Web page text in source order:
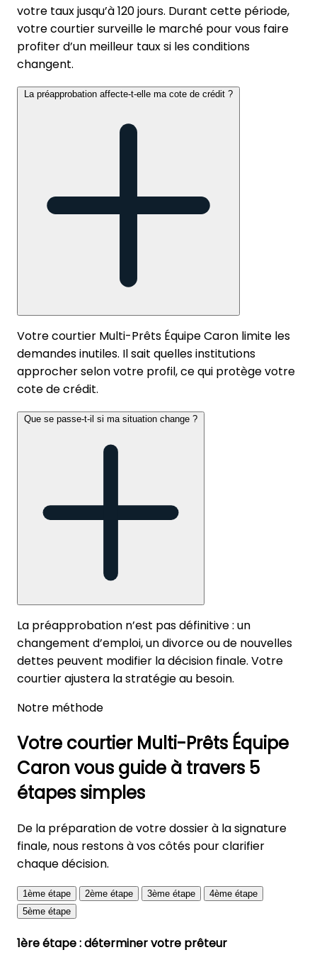
votre taux jusqu’à 120 jours. Durant cette période,
votre courtier surveille le marché pour vous faire
profiter d’un meilleur taux si les conditions
changent.
La préapprobation affecte-t-elle ma cote de crédit ?
Votre courtier Multi-Prêts Équipe Caron limite les
demandes inutiles. Il sait quelles institutions
approcher selon votre profil, ce qui protège votre
cote de crédit.
Que se passe-t-il si ma situation change ?
La préapprobation n’est pas définitive : un
changement d’emploi, un divorce ou de nouvelles
dettes peuvent modifier la décision finale. Votre
courtier ajustera la stratégie au besoin.
Notre méthode
Votre courtier Multi-Prêts Équipe
Caron vous guide à travers 5
étapes simples
De la préparation de votre dossier à la signature
finale, nous restons à vos côtés pour clarifier
chaque décision.
1ème étape 2ème étape 3ème étape
4ème étape
5ème étape
1ère étape : déterminer votre prêteur